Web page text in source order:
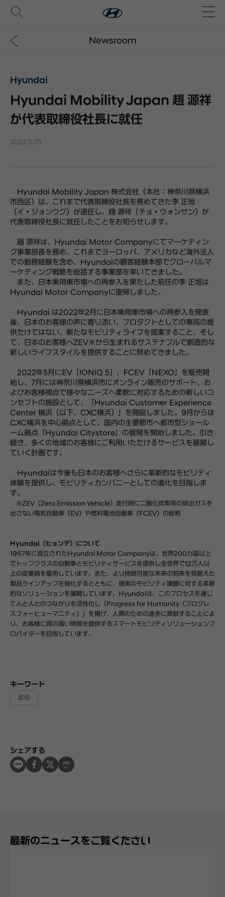
Newsroom
Hyundai
Hyundai Mobility Japan 趙 源祥
が代表取締役社長に就任
2022.11.01
Hyundai Mobility Japan 株式会社（本社：神奈川県横浜
市西区）は、これまで代表取締役社長を務めてきた李 正旭
（イ・ジョンウク）が退任し、趙 源祥（チョ・ウォンサン）が
代表取締役社長に就任したことをお知らせします。
趙 源祥は、Hyundai Motor Companyにてマーケティン
グ事業部長を務め、これまでヨーロッパ、アメリカなど海外法人
での勤務経験を含め、Hyundaiの顧客経験本部でグローバルマ
ーケティング戦略を総括する事業部を率いてきました。
また、日本乗用車市場への再参入を果たした前任の李 正旭は
Hyundai Motor Companyに復帰しました。
Hyundai は2022年2月に日本乗用車市場への再参入を発表
後、日本のお客様の声に寄り添い、プロダクトとしての車両の提
供だけではない、新たなモビリティライフを提案すること、そし
て、日本のお客様へZEV※から生まれるサステナブルで創造的な
新しいライフスタイルを提供することに努めてきました。
2022年5月にEV「IONIQ 5」、FCEV「NEXO」を販売開
始し、7月には神奈川県横浜市にオンライン販売のサポート、お
よびお客様視点で様々なニーズへ柔軟に対応するための新しいコ
ンセプトの施設として、「Hyundai Customer Experience
Center 横浜（以下、CXC横浜）」を開設しました。9月からは
CXC横浜を中心拠点として、国内の主要都市へ都市型ショール
ーム拠点「Hyundai Citystore」の展開を開始しました。引き
続き、多くの地域のお客様にご利用いただけるサービスを展開し
ていく計画です。
Hyundaiは今後も日本のお客様へさらに革新的なモビリティ
体験を提供し、モビリティカンパニーとしての進化を目指しま
す。
※ZEV（Zero Emission Vehicle）走行時に⼆酸化炭素等の排出ガスを
出さない電気自動車（EV）や燃料電池自動車（FCEV）の総称
Hyundai（ヒョンデ）について
1967年に設立されたHyundai Motor Companyは、世界200カ国以上
でトップクラスの自動車とモビリティサービスを提供し全世界で12万人以
上の従業員を雇用しています。また、より持続可能な未来の到来を見据えた
製品ラインアップを強化するとともに、現実のモビリティ課題に対する革新
的なソリューションを展開しています。Hyundaiは、このプロセスを通じ
て人と人とのつながりを活性化し「Progress for Humanity（プログレ
スフォーヒューマニティ）」を掲げ、人類のための進歩に貢献することによ
り、お客様に質の高い時間を提供するスマートモビリティソリューションプ
ロバイダーを目指しています。
キーワード
就任
シェアする
最新のニュースをご覧ください